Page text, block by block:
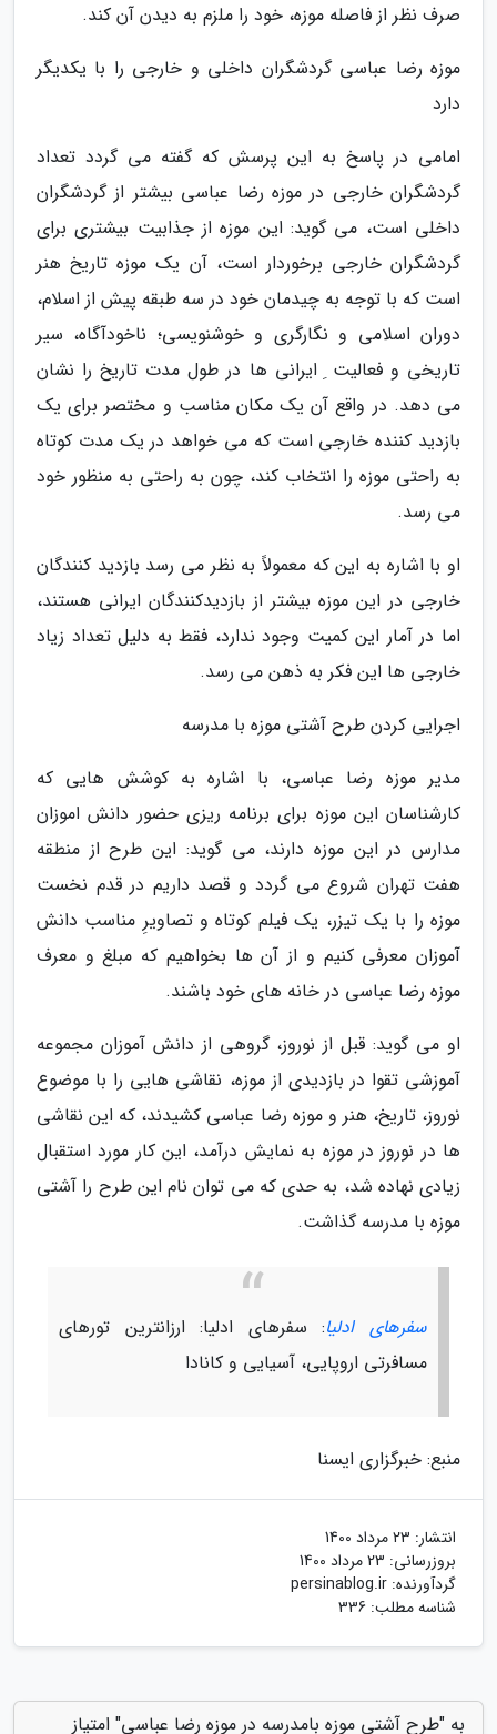
صرف نظر از فاصله موزه، خود را ملزم به دیدن آن کند.
موزه رضا عباسی گردشگران داخلی و خارجی را با یکدیگر
دارد
امامی در پاسخ به این پرسش که گفته می گردد تعداد
گردشگران خارجی در موزه رضا عباسی بیشتر از گردشگران
داخلی است، می گوید: این موزه از جذابیت بیشتری برای
گردشگران خارجی برخوردار است، آن یک موزه تاریخ هنر
است که با توجه به چیدمان خود در سه طبقه پیش از اسلام،
دوران اسلامی و نگارگری و خوشنویسی؛ ناخودآگاه، سیر
تاریخی و فعالیت ِ ایرانی ها در طول مدت تاریخ را نشان
می دهد. در واقع آن یک مکان مناسب و مختصر برای یک
بازدید کننده خارجی است که می خواهد در یک مدت کوتاه
به راحتی موزه را انتخاب کند، چون به راحتی به منظور خود
می رسد.
او با اشاره به این که معمولاً به نظر می رسد بازدید کنندگان
خارجی در این موزه بیشتر از بازدیدکنندگان ایرانی هستند،
اما در آمار این کمیت وجود ندارد، فقط به دلیل تعداد زیاد
خارجی ها این فکر به ذهن می رسد.
اجرایی کردن طرح آشتی موزه با مدرسه
مدیر موزه رضا عباسی، با اشاره به کوشش هایی که
کارشناسان این موزه برای برنامه ریزی حضور دانش اموزان
مدارس در این موزه دارند، می گوید: این طرح از منطقه
هفت تهران شروع می گردد و قصد داریم در قدم نخست
موزه را با یک تیزر، یک فیلم کوتاه و تصاویرِ مناسب دانش
آموزان معرفی کنیم و از آن ها بخواهیم که مبلغ و معرف
موزه رضا عباسی در خانه های خود باشند.
او می گوید: قبل از نوروز، گروهی از دانش آموزان مجموعه
آموزشی تقوا در بازدیدی از موزه، نقاشی هایی را با موضوع
نوروز، تاریخ، هنر و موزه رضا عباسی کشیدند، که این نقاشی
ها در نوروز در موزه به نمایش درآمد، این کار مورد استقبال
زیادی نهاده شد، به حدی که می توان نام این طرح را آشتی
موزه با مدرسه گذاشت.
سفرهای ادلیا: سفرهای ادلیا: ارزانترین تورهای
مسافرتی اروپایی، آسیایی و کانادا
منبع: خبرگزاری ایسنا
انتشار: 23 مرداد 1400
بروزرسانی: 23 مرداد 1400
گردآورنده: persinablog.ir
شناسه مطلب: 336
به "طرح آشتی موزه بامدرسه در موزه رضا عباسی" امتیاز